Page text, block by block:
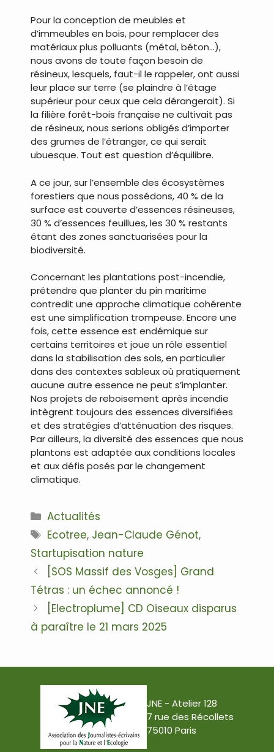
Pour la conception de meubles et
d’immeubles en bois, pour remplacer des
matériaux plus polluants (métal, béton…),
nous avons de toute façon besoin de
résineux, lesquels, faut-il le rappeler, ont aussi
leur place sur terre (se plaindre à l’étage
supérieur pour ceux que cela dérangerait). Si
la filière forêt-bois française ne cultivait pas
de résineux, nous serions obligés d’importer
des grumes de l’étranger, ce qui serait
ubuesque. Tout est question d’équilibre.
A ce jour, sur l’ensemble des écosystèmes
forestiers que nous possédons, 40 % de la
surface est couverte d’essences résineuses,
30 % d’essences feuillues, les 30 % restants
étant des zones sanctuarisées pour la
biodiversité.
Concernant les plantations post-incendie,
prétendre que planter du pin maritime
contredit une approche climatique cohérente
est une simplification trompeuse. Encore une
fois, cette essence est endémique sur
certains territoires et joue un rôle essentiel
dans la stabilisation des sols, en particulier
dans des contextes sableux où pratiquement
aucune autre essence ne peut s’implanter.
Nos projets de reboisement après incendie
intègrent toujours des essences diversifiées
et des stratégies d’atténuation des risques.
Par ailleurs, la diversité des essences que nous
plantons est adaptée aux conditions locales
et aux défis posés par le changement
climatique.
Catégories
Actualités
Étiquettes
Ecotree, Jean-Claude Génot,
Startupisation nature
Navigation
des
articles
[SOS Massif des Vosges] Grand
Tétras : un échec annoncé !‍
[Electroplume] CD Oiseaux disparus
à paraître le 21 mars 2025
JNE - Atelier 128
7 rue des Récollets
75010 Paris